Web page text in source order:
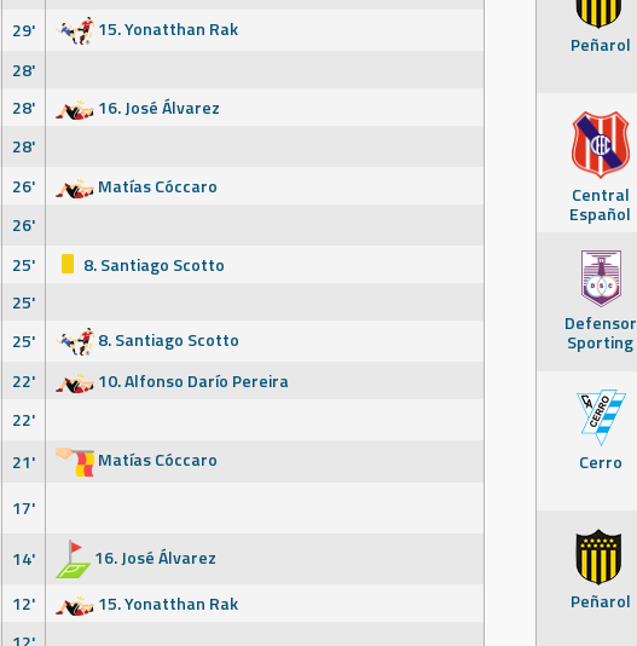
29'
15. Yonatthan Rak
28'
28'
16. José Álvarez
28'
26'
Matías Cóccaro
26'
25'
8. Santiago Scotto
25'
25'
8. Santiago Scotto
22'
10. Alfonso Darío Pereira
22'
21'
Matías Cóccaro
17'
14'
16. José Álvarez
12'
15. Yonatthan Rak
Peñarol
Central
Español
Defensor
Sporting
Cerro
Peñarol